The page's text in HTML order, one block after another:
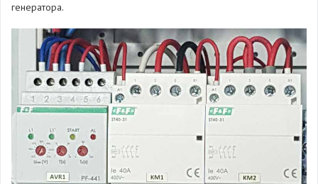
генератора.